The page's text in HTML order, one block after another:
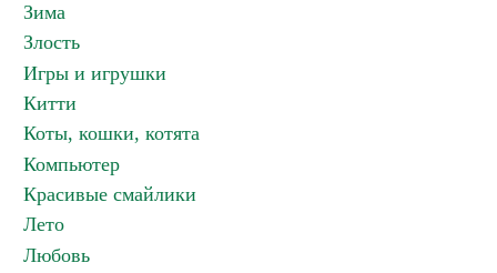
Зима
Злость
Игры и игрушки
Китти
Коты, кошки, котята
Компьютер
Красивые смайлики
Лето
Любовь